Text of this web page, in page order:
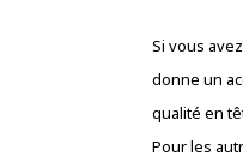
Si vous
donne un
qualité en
Pour les